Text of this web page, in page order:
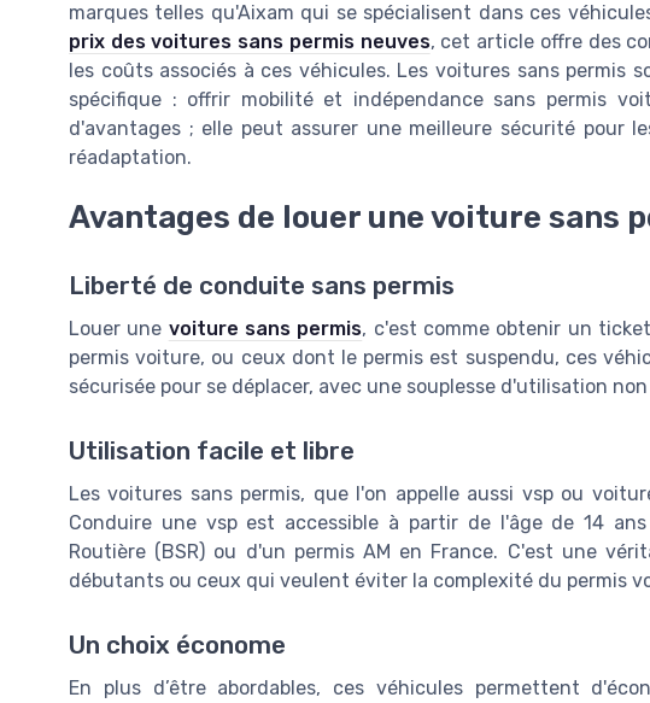
marques telles qu'Aixam qui se spécialisent dans ces
prix des voitures sans permis neuves, cet article offre des
les coûts associés à ces véhicules. Les voitures sans permis
spécifique : offrir mobilité et indépendance sans permis
d'avantages ; elle peut assurer une meilleure sécurité pour
réadaptation.
Avantages de louer une voiture sans
Liberté de conduite sans permis
Louer une voiture sans permis, c'est comme obtenir un
permis voiture, ou ceux dont le permis est suspendu, ces
sécurisée pour se déplacer, avec une souplesse d'utilisation
Utilisation facile et libre
Les voitures sans permis, que l'on appelle aussi vsp ou
Conduire une vsp est accessible à partir de l'âge de 14
Routière (BSR) ou d'un permis AM en France. C'est une
débutants ou ceux qui veulent éviter la complexité du permis
Un choix économe
En plus d’être abordables, ces véhicules permettent